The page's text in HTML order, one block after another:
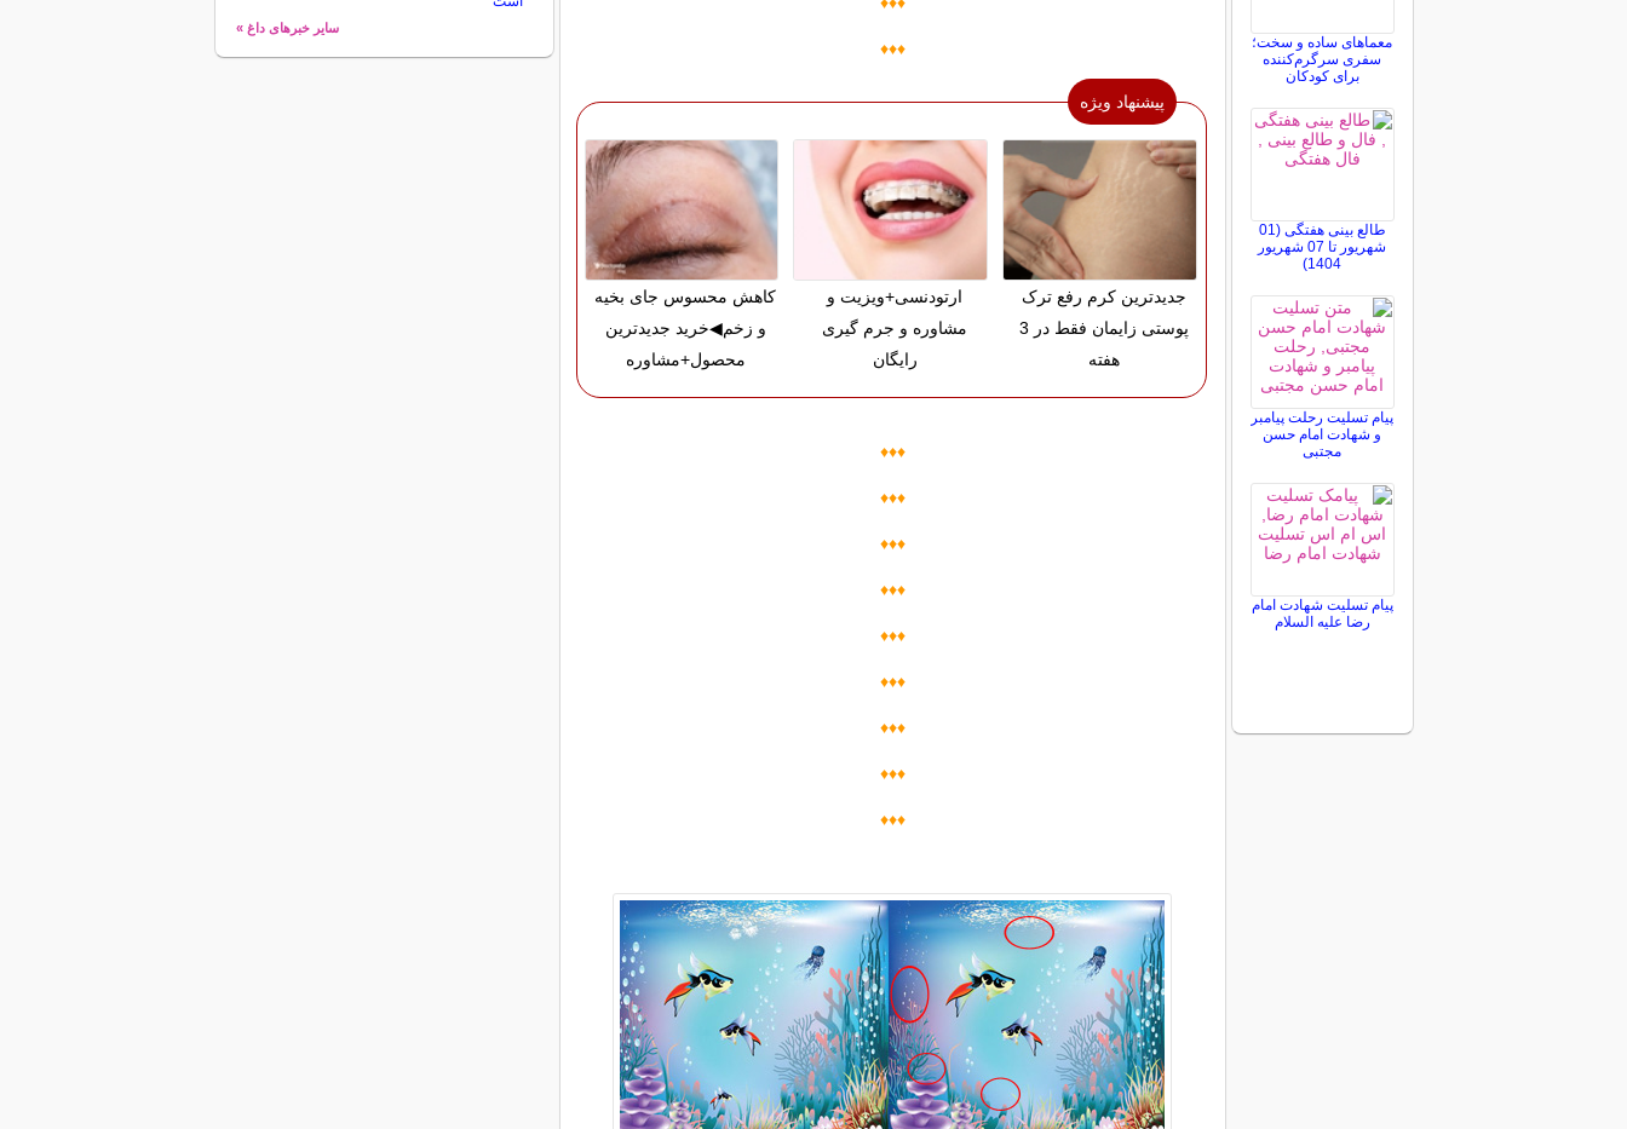
♦♦♦
پیشنهاد ویژه
جدیدترین کرم رفع ترک
پوستی زایمان فقط در 3
هفته
ارتودنسی+ویزیت و
مشاوره و جرم گیری
رایگان
کاهش محسوس جای بخیه
و زخم◀خرید جدیدترین
محصول+مشاوره
♦♦♦
♦♦♦
♦♦♦
♦♦♦
♦♦♦
♦♦♦
♦♦♦
♦♦♦
♦♦♦
معماهای ساده و سخت؛
سفری سرگرم‌کننده
برای کودکان
طالع بینی هفتگی (01
شهریور تا 07 شهریور
1404)
پیام تسلیت رحلت پیامبر
و شهادت امام حسن
مجتبی
پیام تسلیت شهادت امام
رضا علیه السلام
سایر خبرهای داغ »